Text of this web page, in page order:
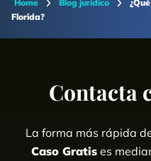
Home Blog jurídico
Florida?
Contacta
La forma más rápida
Caso Gratis es